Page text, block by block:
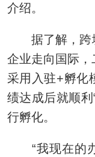
介绍。
据了解，跨
企业走向国际
采用入驻+孵化
绩达成后就顺
行孵化。
“我现在的办